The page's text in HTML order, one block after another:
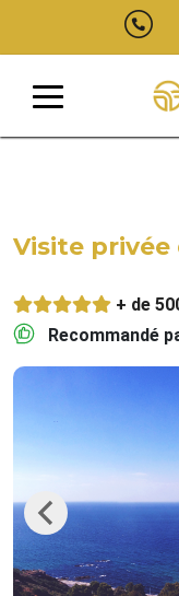
Visite privée
+ de
Recommandé
Previous